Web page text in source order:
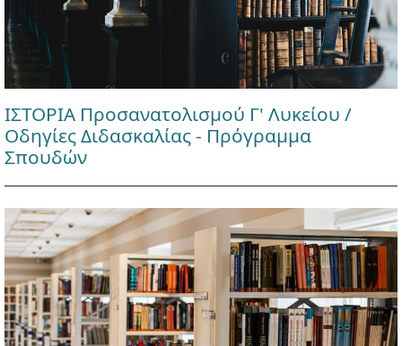
ΙΣΤΟΡΙΑ Προσανατολισμού Γ' Λυκείου /
Οδηγίες Διδασκαλίας - Πρόγραμμα
Σπουδών